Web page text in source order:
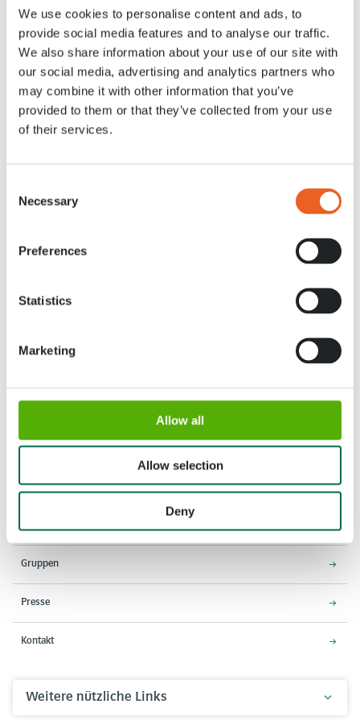
We use cookies to personalise content and ads, to
provide social media features and to analyse our traffic.
We also share information about your use of our site with
our social media, advertising and analytics partners who
may combine it with other information that you’ve
provided to them or that they’ve collected from your use
of their services.
Selection
Necessary
Preferences
Statistics
Marketing
Allow all
Allow selection
Deny
Nachrichten 10 MEI 2021
Adresse
8:00 - 19:00 Uhr
Einlass schließt um 18:15 Uhr
Gruppen
Presse
Kontakt
Weitere nützliche Links